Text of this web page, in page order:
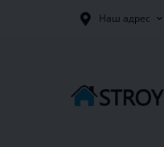
Наш адрес